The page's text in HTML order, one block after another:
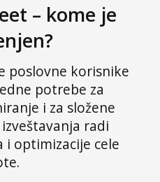
– kome je
poslovne korisnike
potrebe za
i za složene
radi
i optimizacije cele